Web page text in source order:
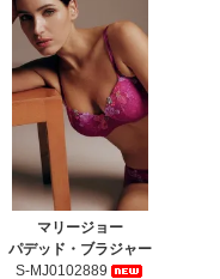
マリージョー
パデッド・ブラジャー
S-MJ0102889